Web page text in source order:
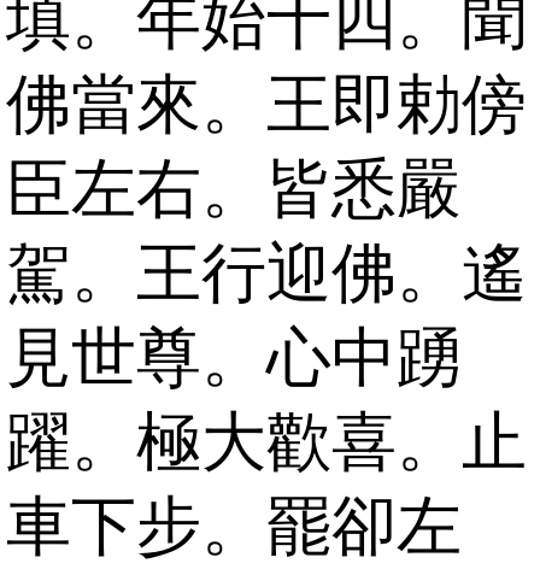
填。年始十四。聞
佛當來。王即勅傍
臣左右。皆悉嚴
駕。王行迎佛。遙
見世尊。心中踴
躍。極大歡喜。止
車下步。罷卻左